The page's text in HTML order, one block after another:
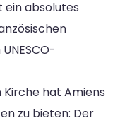
ein absolutes
hat Amiens
zu bieten: Der